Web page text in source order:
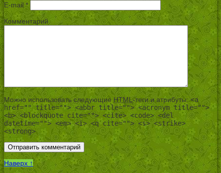
E-mail*
Комментарий
Можно использовать следующие HTML-теги и атрибуты:<a
href="" title=""> <abbr title=""> <acronym title="">
<b> <blockquote cite=""> <cite> <code> <del
datetime=""> <em> <i> <q cite=""> <s> <strike>
<strong>
Наверх ↑